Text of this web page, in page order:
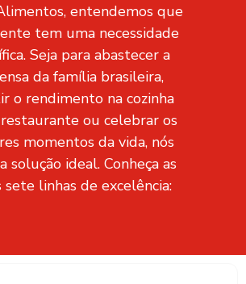
entendemos que
tem uma necessidade
Seja para abastecer a
da família brasileira,
o rendimento na cozinha
ou celebrar os
momentos da vida, nós
solução ideal. Conheça as
sete linhas de excelência: